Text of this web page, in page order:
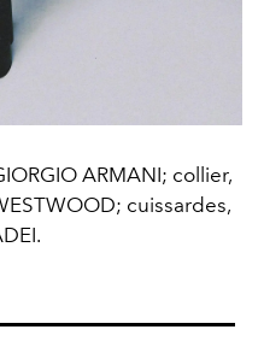
ARMANI; collier,
cuissardes,